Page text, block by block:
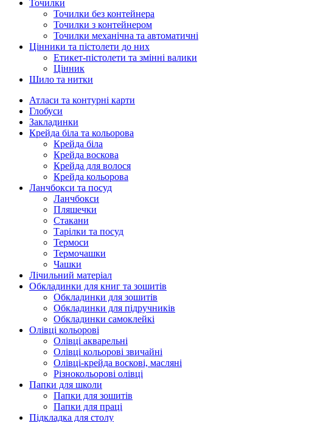
Точилки
Точилки без контейнера
Точилки з контейнером
Точилки механічна та автоматичні
Цінники та пістолети до них
Етикет-пістолети та змінні валики
Цінник
Шило та нитки
Атласи та контурні карти
Глобуси
Закладинки
Крейда біла та кольорова
Крейда біла
Крейда воскова
Крейда для волося
Крейда кольорова
Ланчбокси та посуд
Ланчбокси
Пляшечки
Стакани
Тарілки та посуд
Термоси
Термочашки
Чашки
Лічильний матеріал
Обкладинки для книг та зошитів
Обкладинки для зошитів
Обкладинки для підручників
Обкладинки самоклейкі
Олівці кольорові
Олівці акварельні
Олівці кольорові звичайні
Олівці-крейда воскові, масляні
Різнокольорові олівці
Папки для школи
Папки для зошитів
Папки для праці
Підкладка для столу